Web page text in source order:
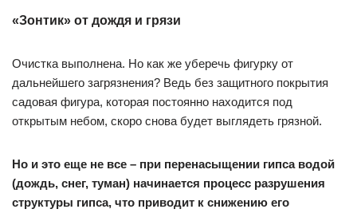
«Зонтик» от дождя и грязи
Очистка выполнена. Но как же уберечь фигурку от
дальнейшего загрязнения? Ведь без защитного покрытия
садовая фигура, которая постоянно находится под
открытым небом, скоро снова будет выглядеть грязной.
Но и это еще не все – при перенасыщении гипса водой
(дождь, снег, туман) начинается процесс разрушения
структуры гипса, что приводит к снижению его